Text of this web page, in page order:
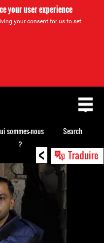
your user experience
your consent for us to set
< Traduire
sommes-nous
?
Search